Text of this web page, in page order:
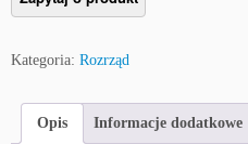
Kategoria: Rozrząd
Opis Informacje dodatkowe